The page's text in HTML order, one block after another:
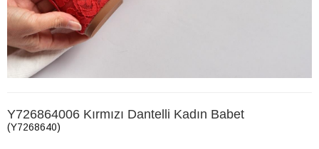
Y726864006 Kırmızı Dantelli Kadın Babet
(Y7268640)